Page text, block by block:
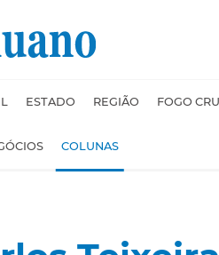
ESTADO REGIÃO FOGO
COLUNAS